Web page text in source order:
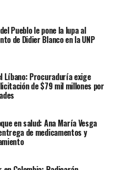
Pueblo le pone la lupa al
de Didier Blanco en la UNP
Líbano: Procuraduría exige
de $79 mil millones por
en salud: Ana María Vesga
de medicamentos y